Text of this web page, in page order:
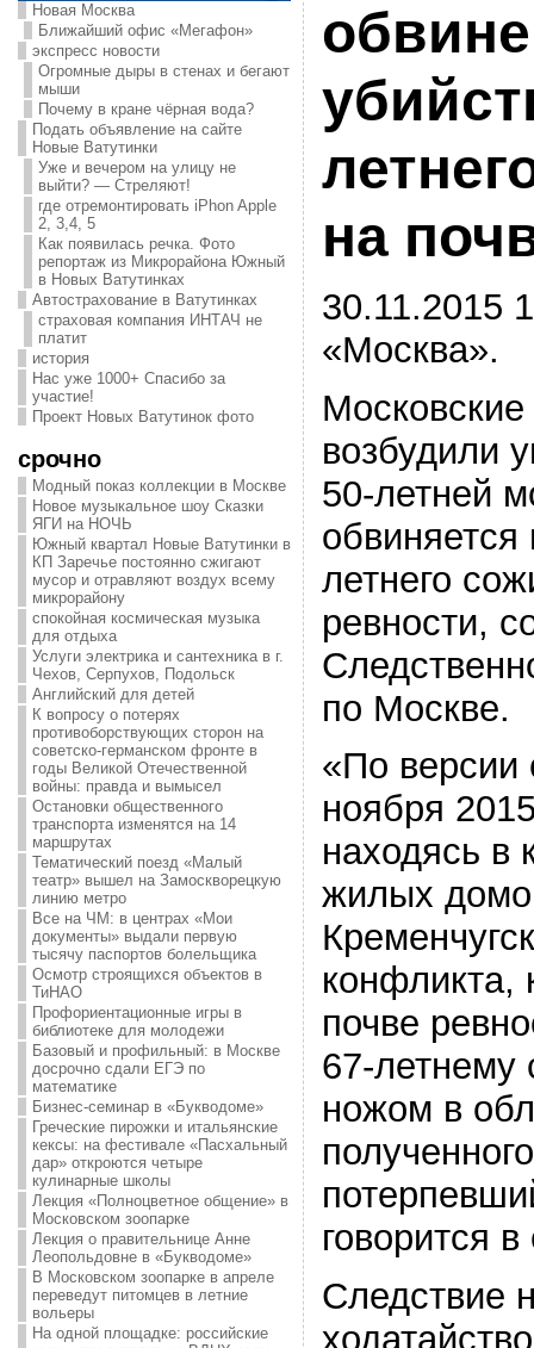
Новая Москва
Ближайший офис «Мегафон»
экспресс новости
Огромные дыры в стенах и бегают
мыши
Почему в кране чёрная вода?
Подать объявление на сайте
Новые Ватутинки
Уже и вечером на улицу не
выйти? — Стреляют!
где отремонтировать iPhon Apple
2, 3,4, 5
Как появилась речка. Фото
репортаж из Микрорайона Южный
в Новых Ватутинках
Автострахование в Ватутинках
страховая компания ИНТАЧ не
платит
история
Нас уже 1000+ Спасибо за
участие!
Проект Новых Ватутинок фото
срочно
Модный показ коллекции в Москве
Новое музыкальное шоу Сказки
ЯГИ на НОЧЬ
Южный квартал Новые Ватутинки в
КП Заречье постоянно сжигают
мусор и отравляют воздух всему
микрорайону
спокойная космическая музыка
для отдыха
Услуги электрика и сантехника в г.
Чехов, Серпухов, Подольск
Английский для детей
К вопросу о потерях
противоборствующих сторон на
советско-германском фронте в
годы Великой Отечественной
войны: правда и вымысел
Остановки общественного
транспорта изменятся на 14
маршрутах
Тематический поезд «Малый
театр» вышел на Замоскворецкую
линию метро
Все на ЧМ: в центрах «Мои
документы» выдали первую
тысячу паспортов болельщика
Осмотр строящихся объектов в
ТиНАО
Профориентационные игры в
библиотеке для молодежи
Базовый и профильный: в Москве
досрочно сдали ЕГЭ по
математике
Бизнес-семинар в «Букводоме»
Греческие пирожки и итальянские
кексы: на фестивале «Пасхальный
дар» откроются четыре
кулинарные школы
Лекция «Полноцветное общение» в
Московском зоопарке
Лекция о правительнице Анне
Леопольдовне в «Букводоме»
В Московском зоопарке в апреле
переведут питомцев в летние
вольеры
На одной площадке: российские
на
30.11.2015
«Москва».
возбудили
50-летней
обвиняется
летнего
ревности,
по Москве.
«По версии
ноября
находясь в
жилых
конфликта,
почве
67-летнему
ножом в
говорится
Следствие